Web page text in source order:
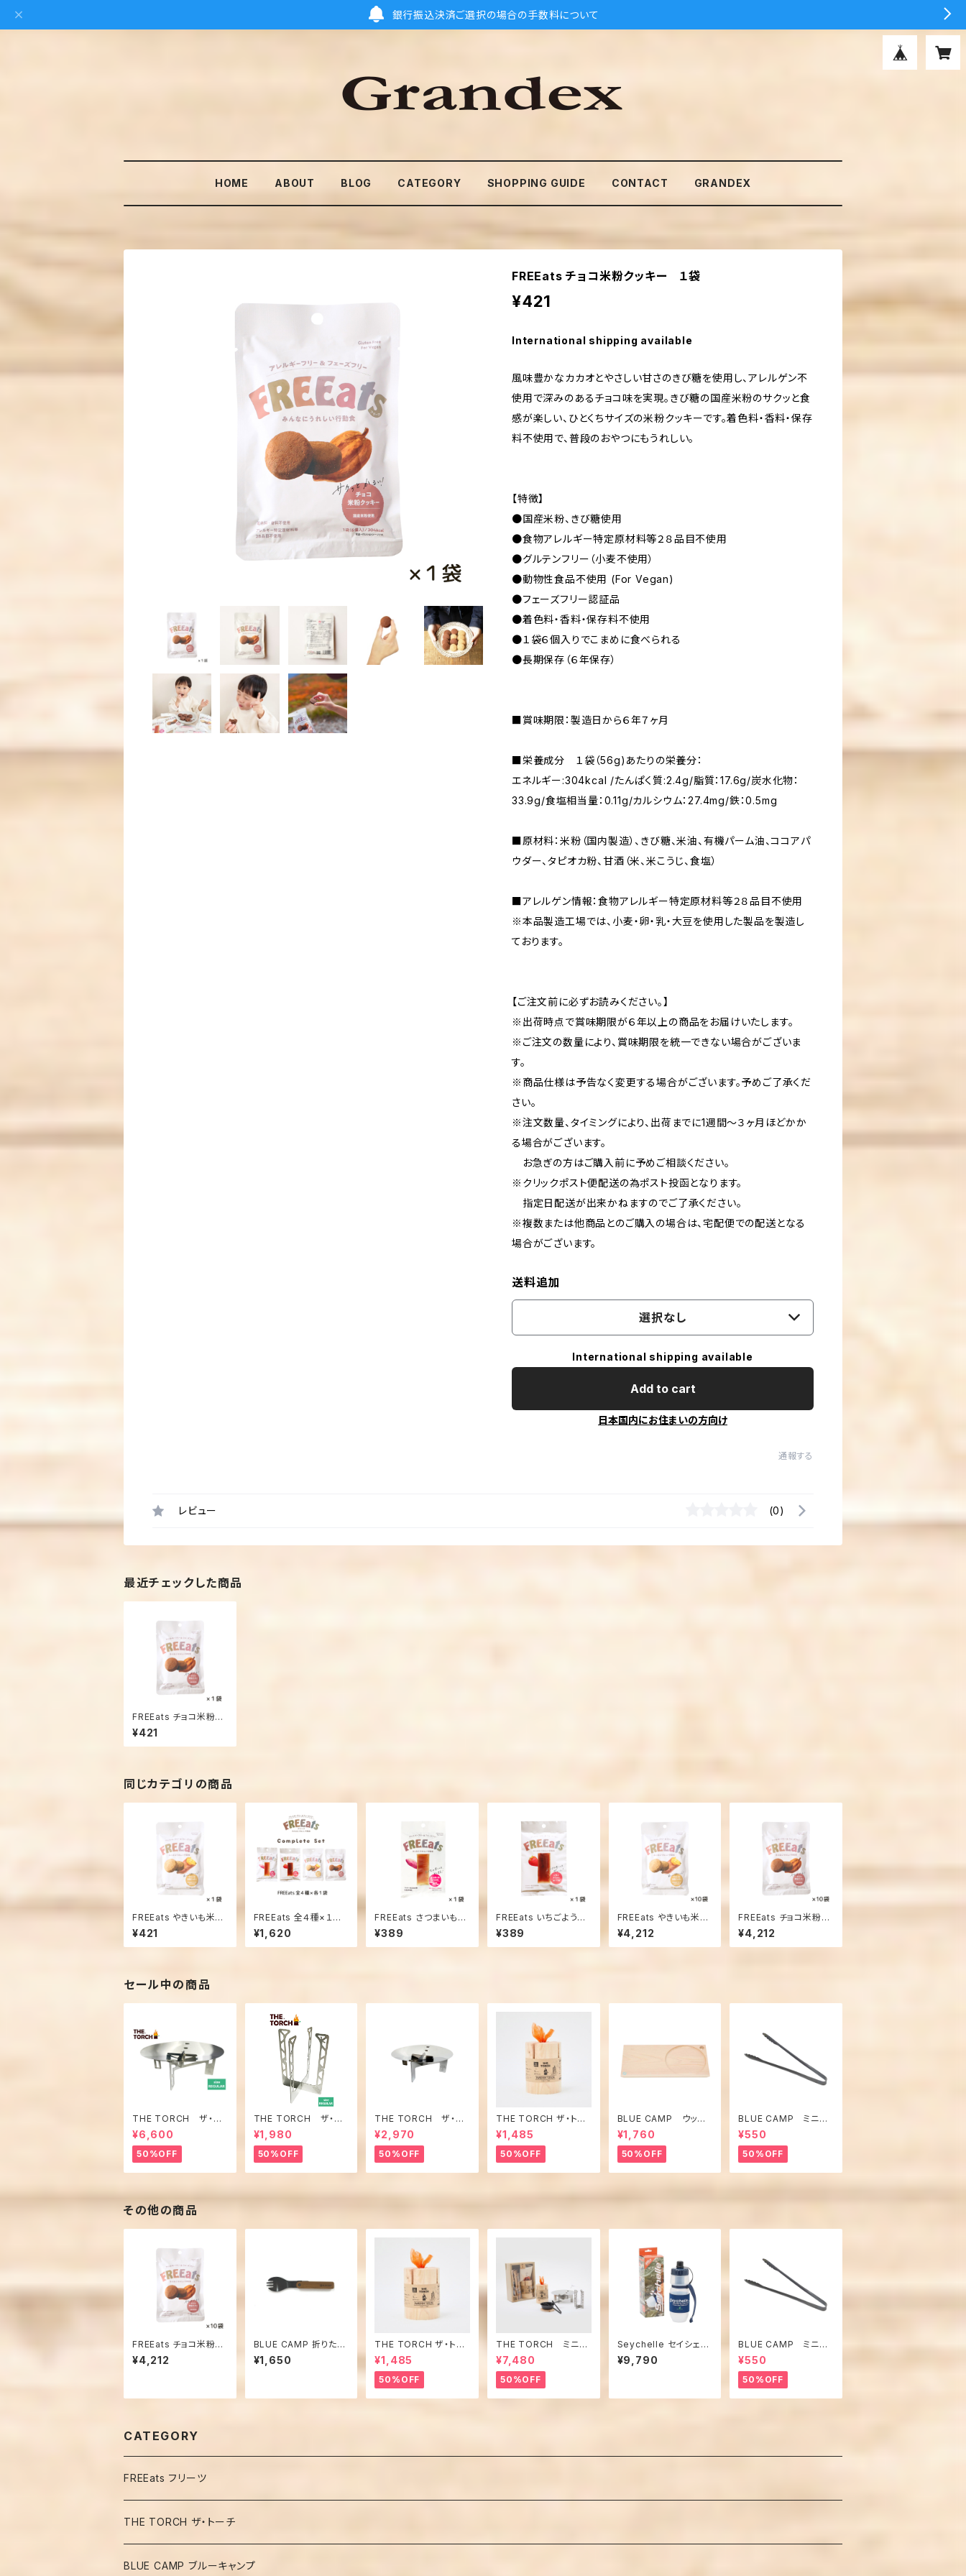
銀行振込決済ご選択の場合の手数料について
HOME ABOUT BLOG CATEGORY SHOPPING GUIDE CONTACT GRANDEX
FREEats チョコ米粉クッキー １袋
¥421
International shipping available
風味豊かなカカオとやさしい甘さのきび糖を使用し、アレルゲン不
使用で深みのあるチョコ味を実現。きび糖の国産米粉のサクッと食
感が楽しい、ひとくちサイズの米粉クッキーです。着色料・香料・保存
料不使用で、普段のおやつにもうれしい。
【特徴】
●国産米粉、きび糖使用
●食物アレルギー特定原材料等２８品目不使用
●グルテンフリー（小麦不使用）
●動物性食品不使用 (For Vegan)
●フェーズフリー認証品
●着色料・香料・保存料不使用
●１袋６個入りでこまめに食べられる
●長期保存（６年保存）
■賞味期限：製造日から６年７ヶ月
■栄養成分 １袋（56g)あたりの栄養分：
エネルギー:304kcal /たんぱく質:2.4g/脂質：17.6g/炭水化物：
33.9g/食塩相当量：0.11g/カルシウム：27.4mg/鉄：0.5mg
■原材料：米粉（国内製造）、きび糖、米油、有機パーム油、ココアパ
ウダー、タピオカ粉、甘酒（米、米こうじ、食塩）
■アレルゲン情報：食物アレルギー特定原材料等２８品目不使用
※本品製造工場では、小麦・卵・乳・大豆を使用した製品を製造し
ております。
【ご注文前に必ずお読みください。】
※出荷時点で賞味期限が６年以上の商品をお届けいたします。
※ご注文の数量により、賞味期限を統一できない場合がございま
す。
※商品仕様は予告なく変更する場合がございます。予めご了承くだ
さい。
※注文数量、タイミングにより、出荷までに1週間～３ヶ月ほどかか
る場合がございます。
お急ぎの方はご購入前に予めご相談ください。
※クリックポスト便配送の為ポスト投函となります。
指定日配送が出来かねますのでご了承ください。
※複数または他商品とのご購入の場合は、宅配便での配送となる
場合がございます。
送料追加
選択なし
International shipping available
Add to cart
日本国内にお住まいの方向け
通報する
レビュー (0)
最近チェックした商品
FREEats チョコ米粉ク
ッキー １袋
¥421
同じカテゴリの商品
FREEats やきいも米粉
クッキー １袋
¥421
FREEats 全４種×１袋
セット 米粉クッキー(や
きいも・チョコ),ようかん
(さつまいも・いちご) 各
¥1,620
FREEats さつまいもよ
うかん １袋
¥389
FREEats いちごようか
ん １袋
¥389
FREEats やきいも米粉
クッキー 10袋
¥4,212
FREEats チョコ米粉ク
ッキー 10袋
¥4,212
セール中の商品
THE TORCH ザ・ト
ーチ 焚火台
¥6,600
50%OFF
THE TORCH ザ・ト
ーチ ２WAY ゴトク（レ
ギュラーサイズ）
¥1,980
50%OFF
THE TORCH ザ・ト
ーチ ミニ焚火台 １
個
¥2,970
50%OFF
THE TORCH ザ・トー
チ SWEDEN TORC
H スウェーデントー
チ １本
¥1,485
50%OFF
BLUE CAMP ウッドト
レイ
¥1,760
50%OFF
BLUE CAMP ミニト
ング
¥550
50%OFF
その他の商品
FREEats チョコ米粉ク
ッキー 10袋
¥4,212
BLUE CAMP 折りたた
みスポーク (ブラック)
¥1,650
THE TORCH ザ・トー
チ SWEDEN TORC
H スウェーデントー
チ １本
¥1,485
50%OFF
THE TORCH ミニ焚
火キット
¥7,480
50%OFF
Seychelle セイシェル
携帯浄水ボトルPT スタ
ンダード
¥9,790
BLUE CAMP ミニト
ング
¥550
50%OFF
CATEGORY
FREEats フリーツ
THE TORCH ザ・トーチ
BLUE CAMP ブルーキャンプ